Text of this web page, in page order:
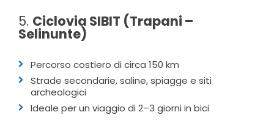
5. Ciclovia SIBIT (Trapani –
Selinunte)
Percorso costiero di circa 150 km
Strade secondarie, saline, spiagge e siti
archeologici
Ideale per un viaggio di 2–3 giorni in bici